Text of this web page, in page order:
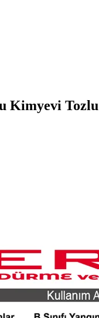
Kimyevi Tozlu